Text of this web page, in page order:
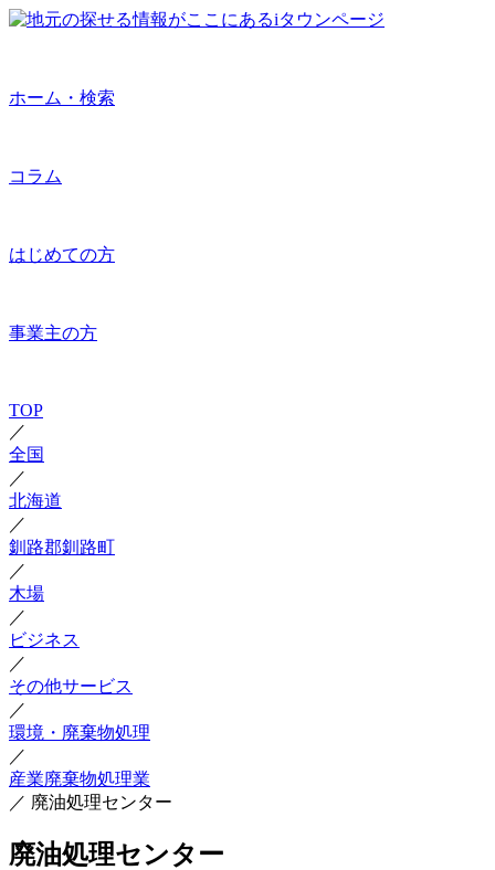
ホーム・検索
コラム
はじめての方
事業主の方
TOP
／
全国
／
北海道
／
釧路郡釧路町
／
木場
／
ビジネス
／
その他サービス
／
環境・廃棄物処理
／
産業廃棄物処理業
／ 廃油処理センター
廃油処理センター